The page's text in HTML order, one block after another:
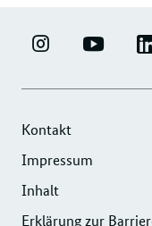
ERFOLGSFAKTOR
INSTAGRAM
UND
VIDEOS
YOUTUBE
Kontakt
Impressum
Inhalt
Erklärung zur